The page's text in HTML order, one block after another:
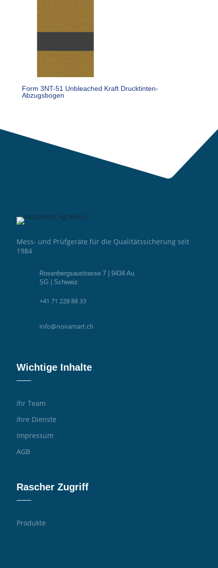
Form 3NT-51 Unbleached Kraft Drucktinten-
Abzugsbogen
Mess- und Prüfgeräte für die Qualitätssicherung seit
1984
Rosenbergsaustrasse 7 | 9434 Au
SG | Schweiz
+41 71 228 88 33
info@novamart.ch
Wichtige Inhalte
Ihr Team
Ihre Dienste
Impressum
AGB
Rascher Zugriff
Produkte